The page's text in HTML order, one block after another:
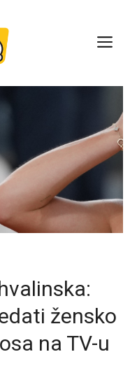
žensko
na TV-u